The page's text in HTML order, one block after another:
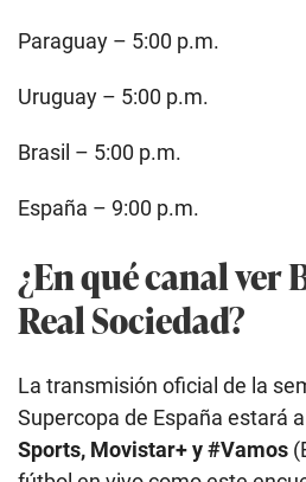
Paraguay – 5:00 p.m.
Uruguay – 5:00 p.m.
Brasil – 5:00 p.m.
España – 9:00 p.m.
¿En qué canal ver
Real Sociedad?
La transmisión oficial de la
Supercopa de España estará
Sports, Movistar+ y #Vamos